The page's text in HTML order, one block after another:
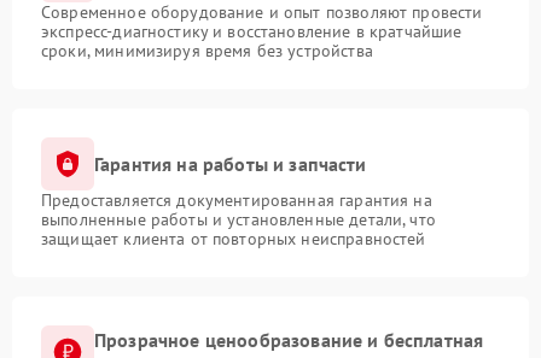
Современное оборудование и опыт позволяют провести
экспресс-диагностику и восстановление в кратчайшие
сроки, минимизируя время без устройства
Гарантия на работы и запчасти
Предоставляется документированная гарантия на
выполненные работы и установленные детали, что
защищает клиента от повторных неисправностей
Прозрачное ценообразование и бесплатная